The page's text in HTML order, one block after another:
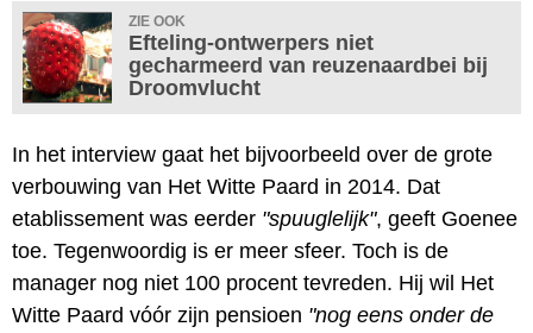
ZIE OOK
Efteling-ontwerpers niet
gecharmeerd van reuzenaardbei bij
Droomvlucht
In het interview gaat het bijvoorbeeld over de grote
verbouwing van Het Witte Paard in 2014. Dat
etablissement was eerder "spuuglelijk", geeft Goenee
toe. Tegenwoordig is er meer sfeer. Toch is de
manager nog niet 100 procent tevreden. Hij wil Het
Witte Paard vóór zijn pensioen "nog eens onder de